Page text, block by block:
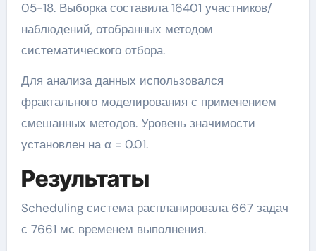
05-18. Выборка составила 16401 участников/
наблюдений, отобранных методом
систематического отбора.
Для анализа данных использовался
фрактального моделирования с применением
смешанных методов. Уровень значимости
установлен на α = 0.01.
Результаты
Scheduling система распланировала 667 задач
с 7661 мс временем выполнения.